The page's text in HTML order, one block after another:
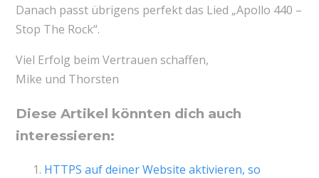
Danach passt übrigens perfekt das Lied „Apollo 440 –
Stop The Rock“.
Viel Erfolg beim Vertrauen schaffen,
Mike und Thorsten
Diese Artikel könnten dich auch
interessieren:
HTTPS auf deiner Website aktivieren, so